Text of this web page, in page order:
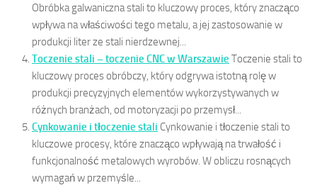
Obróbka galwaniczna stali to kluczowy proces, który znacząco
wpływa na właściwości tego metalu, a jej zastosowanie w
produkcji liter ze stali nierdzewnej...
Toczenie stali – toczenie CNC w Warszawie Toczenie stali to
kluczowy proces obróbczy, który odgrywa istotną rolę w
produkcji precyzyjnych elementów wykorzystywanych w
różnych branżach, od motoryzacji po przemysł...
Cynkowanie i tłoczenie stali Cynkowanie i tłoczenie stali to
kluczowe procesy, które znacząco wpływają na trwałość i
funkcjonalność metalowych wyrobów. W obliczu rosnących
wymagań w przemyśle...